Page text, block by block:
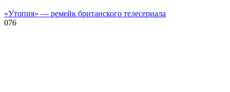
«Утопия» — ремейк британского телесериала
076